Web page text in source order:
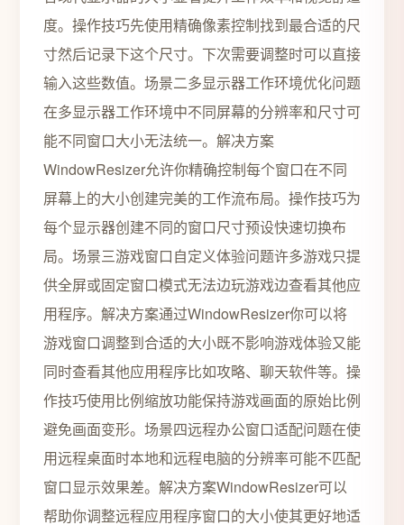
度。操作技巧先使用精确像素控制找到最合适的尺
寸然后记录下这个尺寸。下次需要调整时可以直接
输入这些数值。场景二多显示器工作环境优化问题
在多显示器工作环境中不同屏幕的分辨率和尺寸可
能不同窗口大小无法统一。解决方案
WindowResizer允许你精确控制每个窗口在不同
屏幕上的大小创建完美的工作流布局。操作技巧为
每个显示器创建不同的窗口尺寸预设快速切换布
局。场景三游戏窗口自定义体验问题许多游戏只提
供全屏或固定窗口模式无法边玩游戏边查看其他应
用程序。解决方案通过WindowResizer你可以将
游戏窗口调整到合适的大小既不影响游戏体验又能
同时查看其他应用程序比如攻略、聊天软件等。操
作技巧使用比例缩放功能保持游戏画面的原始比例
避免画面变形。场景四远程办公窗口适配问题在使
用远程桌面时本地和远程电脑的分辨率可能不匹配
窗口显示效果差。解决方案WindowResizer可以
帮助你调整远程应用程序窗口的大小使其更好地适